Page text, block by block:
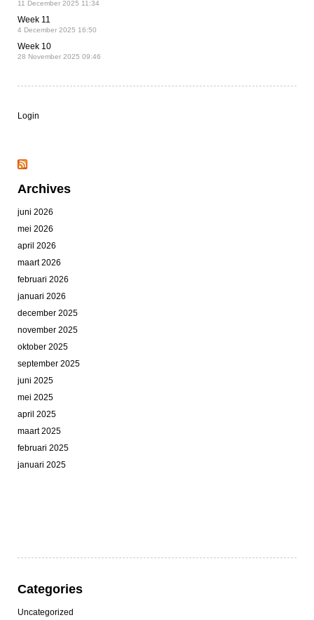
11 December 2025 11:34
Week 11
4 December 2025 16:50
Week 10
28 November 2025 09:46
Login
Archives
juni 2026
mei 2026
april 2026
maart 2026
februari 2026
januari 2026
december 2025
november 2025
oktober 2025
september 2025
juni 2025
mei 2025
april 2025
maart 2025
februari 2025
januari 2025
Categories
Uncategorized